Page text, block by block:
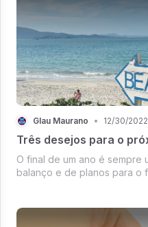
Glau Maurano • 12/30/2022
Três desejos para o
O final de um ano é sempre
balanço e de planos para o